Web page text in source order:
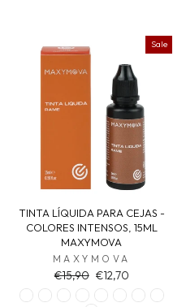
Sale
TINTA LÍQUIDA PARA CEJAS -
COLORES INTENSOS, 15ML
MAXYMOVA
MAXYMOVA
Regular
price
€15,90 Sale
price
€12,70